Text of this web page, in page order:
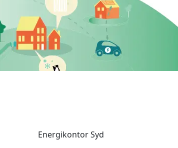
Energikontor Syd